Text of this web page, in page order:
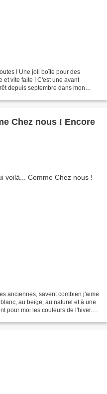
! Une joli boîte pour des
et vite faite ! C'est une avant
depuis septembre dans mon
Chez nous ! Encore
anciennes, savent combien j'aime
au beige, au naturel et à une
pour moi les couleurs de l'hiver.